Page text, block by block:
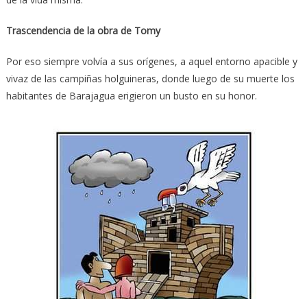
Trascendencia de la obra de Tomy
Por eso siempre volvía a sus orígenes, a aquel entorno apacible y
vivaz de las campiñas holguineras, donde luego de su muerte los
habitantes de Barajagua erigieron un busto en su honor.